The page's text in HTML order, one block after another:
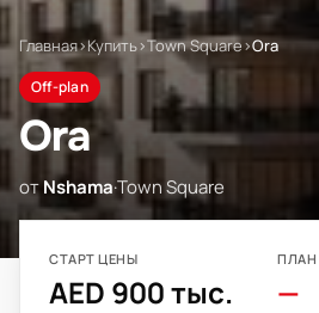
Главная›Купить›Town Square›Ora
Off-plan
Ora
отNshama·Town Square
СТАРТ ЦЕНЫ
AED 900 тыс.
ПЛАН
—